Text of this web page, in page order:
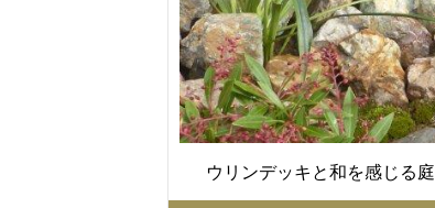
ウリンデッキと和を感じる庭